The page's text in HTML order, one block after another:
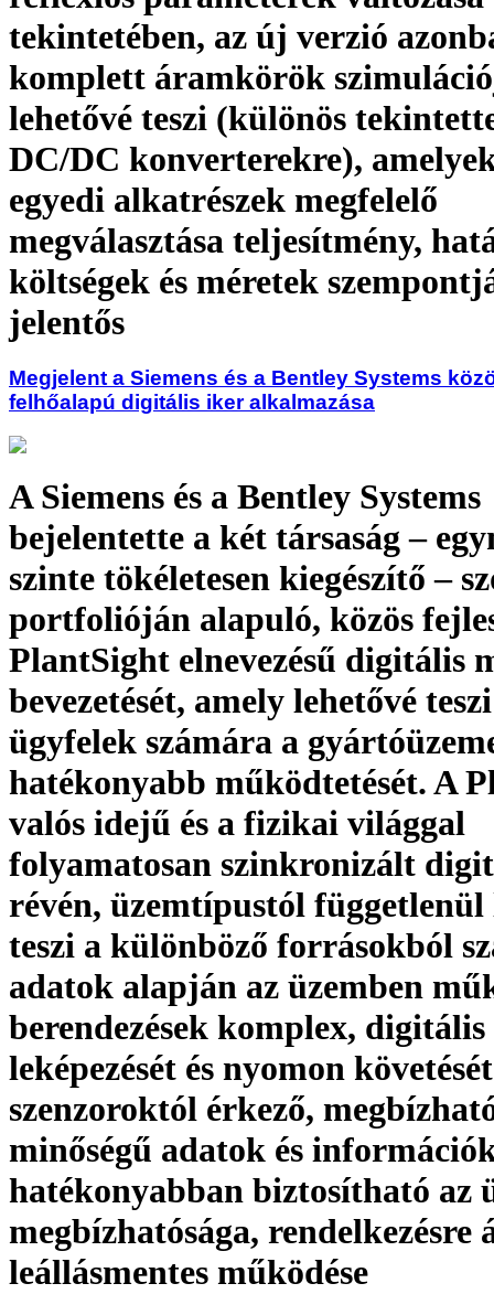
tekintetében, az új verzió
komplett áramkörök
lehetővé teszi (különös
DC/DC konverterekre),
egyedi alkatrészek megfelelő
megválasztása teljesítmény,
költségek és méretek
jelentős
Megjelent a Siemens és a Bentley Systems
felhőalapú digitális iker alkalmazása
A Siemens és a Bentley Systems
bejelentette a két társaság –
szinte tökéletesen kiegészítő –
portfolióján alapuló, közös
PlantSight elnevezésű digitális
bevezetését, amely lehetővé
ügyfelek számára a
hatékonyabb működtetését. A
valós idejű és a fizikai világgal
folyamatosan szinkronizált
révén, üzemtípustól függetlenül
teszi a különböző forrásokból
adatok alapján az üzemben
berendezések komplex, digitális
leképezését és nyomon
szenzoroktól érkező,
minőségű adatok és
hatékonyabban biztosítható az
megbízhatósága, rendelkezésre
leállásmentes működése